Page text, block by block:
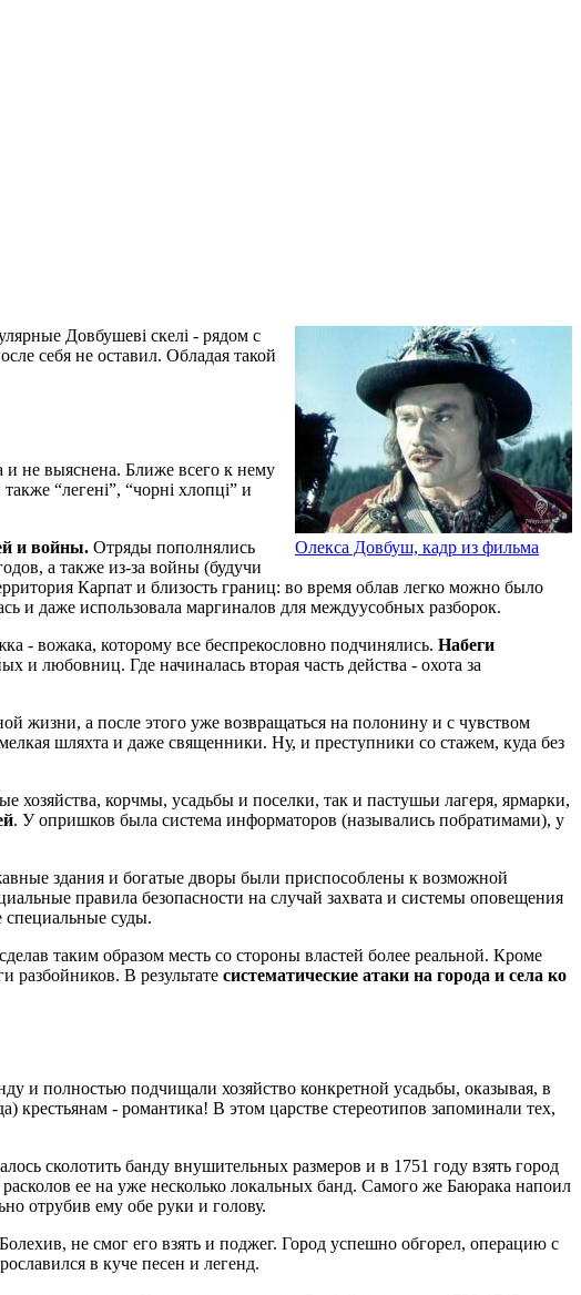
Олекса Довбуш, кадр из фильма
Довбушеві скелі - рядом с
себя не оставил. Обладая такой
и не выяснена. Ближе всего к нему
“легені”, “чорні хлопці” и
и войны. Отряды пополнялись
а также из-за войны (будучи
Карпат и близость границ: во время облав легко можно было
и даже использовала маргиналов для междуусобных разборок.
- вожака, которому все беспрекословно подчинялись. Набеги
и любовниц. Где начиналась вторая часть действа - охота за
жизни, а после этого уже возвращаться на полонину и с чувством
шляхта и даже священники. Ну, и преступники со стажем, куда без
хозяйства, корчмы, усадьбы и поселки, так и пастушьи лагеря, ярмарки,
. У опришков была система информаторов (назывались побратимами), у
здания и богатые дворы были приспособлены к возможной
правила безопасности на случай захвата и системы оповещения
суды.
таким образом месть со стороны властей более реальной. Кроме
разбойников. В результате систематические атаки на города и села ко
и полностью подчищали хозяйство конкретной усадьбы, оказывая, в
крестьянам - романтика! В этом царстве стереотипов запоминали тех,
сколотить банду внушительных размеров и в 1751 году взять город
ее на уже несколько локальных банд. Самого же Баюрака напоил
отрубив ему обе руки и голову.
не смог его взять и поджег. Город успешно обгорел, операцию с
в куче песен и легенд.